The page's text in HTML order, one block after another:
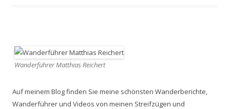
Wanderführer Matthias Reichert
Auf meinem Blog finden Sie meine schönsten Wanderberichte,
Wanderführer und Videos von meinen Streifzügen und